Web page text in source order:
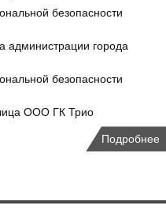
безопасности
администрации города
безопасности
ООО ГК Трио
Подробнее